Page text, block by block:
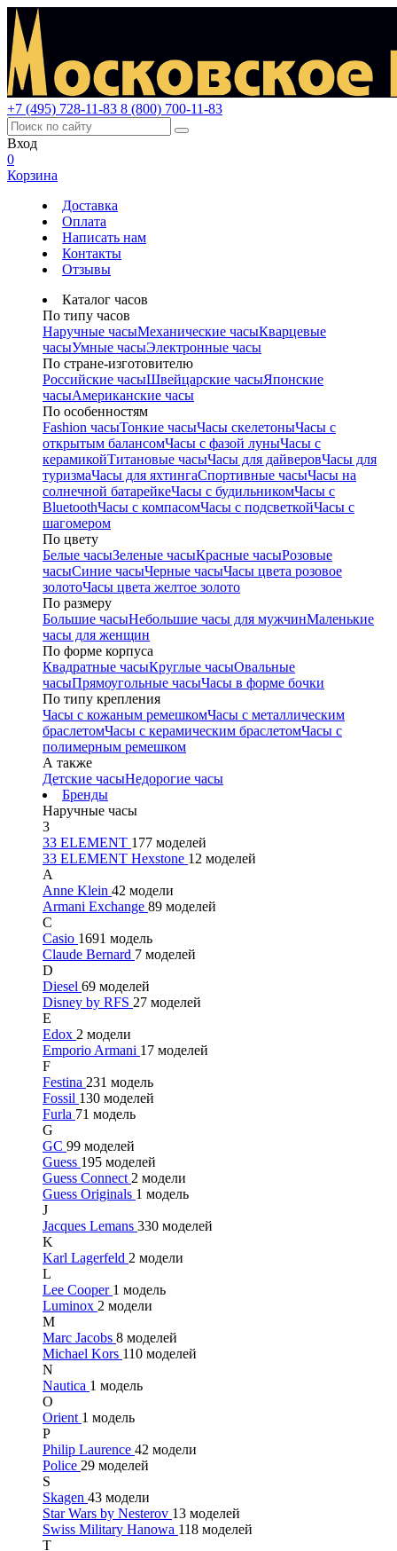
+7 (495) 728-11-83 8 (800) 700-11-83
Вход
0
Корзина
Доставка
Оплата
Написать нам
Контакты
Отзывы
Каталог часов
По типу часов
Наручные часыМеханические часыКварцевые
часыУмные часыЭлектронные часы
По стране-изготовителю
Российские часыШвейцарские часыЯпонские
часыАмериканские часы
По особенностям
Fashion часыТонкие часыЧасы скелетоныЧасы с
открытым балансомЧасы с фазой луныЧасы с
керамикойТитановые часыЧасы для дайверовЧасы для
туризмаЧасы для яхтингаСпортивные часыЧасы на
солнечной батарейкеЧасы с будильникомЧасы с
BluetoothЧасы с компасомЧасы с подсветкойЧасы с
шагомером
По цвету
Белые часыЗеленые часыКрасные часыРозовые
часыСиние часыЧерные часыЧасы цвета розовое
золотоЧасы цвета желтое золото
По размеру
Большие часыНебольшие часы для мужчинМаленькие
часы для женщин
По форме корпуса
Квадратные часыКруглые часыОвальные
часыПрямоугольные часыЧасы в форме бочки
По типу крепления
Часы с кожаным ремешкомЧасы с металлическим
браслетомЧасы с керамическим браслетомЧасы с
полимерным ремешком
А также
Детские часыНедорогие часы
Бренды
Наручные часы
3
33 ELEMENT 177 моделей
33 ELEMENT Hexstone 12 моделей
A
Anne Klein 42 модели
Armani Exchange 89 моделей
C
Casio 1691 модель
Claude Bernard 7 моделей
D
Diesel 69 моделей
Disney by RFS 27 моделей
E
Edox 2 модели
Emporio Armani 17 моделей
F
Festina 231 модель
Fossil 130 моделей
Furla 71 модель
G
GC 99 моделей
Guess 195 моделей
Guess Connect 2 модели
Guess Originals 1 модель
J
Jacques Lemans 330 моделей
K
Karl Lagerfeld 2 модели
L
Lee Cooper 1 модель
Luminox 2 модели
M
Marc Jacobs 8 моделей
Michael Kors 110 моделей
N
Nautica 1 модель
O
Orient 1 модель
P
Philip Laurence 42 модели
Police 29 моделей
S
Skagen 43 модели
Star Wars by Nesterov 13 моделей
Swiss Military Hanowa 118 моделей
T